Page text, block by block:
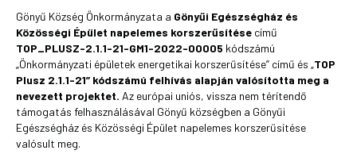
Gönyű Község Önkormányzata a Gönyűi Egészségház és
Közösségi Épület napelemes korszerűsítése című
TOP_PLUSZ-2.1.1-21-GM1-2022-00005 kódszámú
„Önkormányzati épületek energetikai korszerűsítése” című és „TOP
Plusz 2.1.1-21” kódszámú felhívás alapján valósította meg a
nevezett projektet. Az európai uniós, vissza nem térítendő
támogatás felhasználásával Gönyű községben a Gönyűi
Egészségház és Közösségi Épület napelemes korszerűsítése
valósult meg.